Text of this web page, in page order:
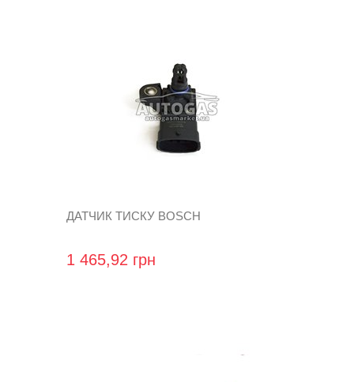
ДАТЧИК ТИСКУ BOSCH
1 465,92 грн